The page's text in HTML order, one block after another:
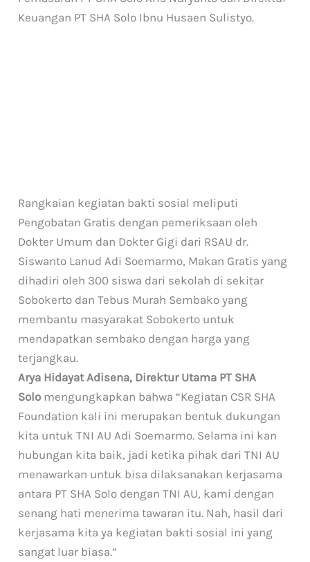
Keuangan PT SHA Solo Ibnu Husaen Sulistyo.
Rangkaian kegiatan bakti sosial meliputi
Pengobatan Gratis dengan pemeriksaan oleh
Dokter Umum dan Dokter Gigi dari RSAU dr.
Siswanto Lanud Adi Soemarmo, Makan Gratis yang
dihadiri oleh 300 siswa dari sekolah di sekitar
Sobokerto dan Tebus Murah Sembako yang
membantu masyarakat Sobokerto untuk
mendapatkan sembako dengan harga yang
terjangkau.
Arya Hidayat Adisena, Direktur Utama PT SHA
Solo mengungkapkan bahwa “Kegiatan CSR SHA
Foundation kali ini merupakan bentuk dukungan
kita untuk TNI AU Adi Soemarmo. Selama ini kan
hubungan kita baik, jadi ketika pihak dari TNI AU
menawarkan untuk bisa dilaksanakan kerjasama
antara PT SHA Solo dengan TNI AU, kami dengan
senang hati menerima tawaran itu. Nah, hasil dari
kerjasama kita ya kegiatan bakti sosial ini yang
sangat luar biasa.”